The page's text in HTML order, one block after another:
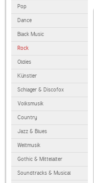
Pop
Dance
Black Music
Rock
Oldies
Künstler
Schlager & Discofox
Volksmusik
Country
Jazz & Blues
Weltmusik
Gothic & Mittelalter
Soundtracks & Musical